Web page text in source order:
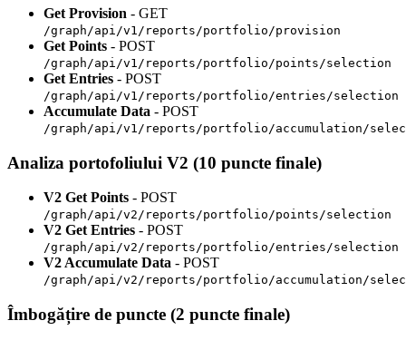
Get Provision - GET
/graph/api/v1/reports/portfolio/provision
Get Points - POST
/graph/api/v1/reports/portfolio/points/selection
Get Entries - POST
/graph/api/v1/reports/portfolio/entries/selection
Accumulate Data - POST
/graph/api/v1/reports/portfolio/accumulation/
Analiza portofoliului V2 (10 puncte finale)
V2 Get Points - POST
/graph/api/v2/reports/portfolio/points/selection
V2 Get Entries - POST
/graph/api/v2/reports/portfolio/entries/selection
V2 Accumulate Data - POST
/graph/api/v2/reports/portfolio/accumulation/
Îmbogățire de puncte (2 puncte finale)